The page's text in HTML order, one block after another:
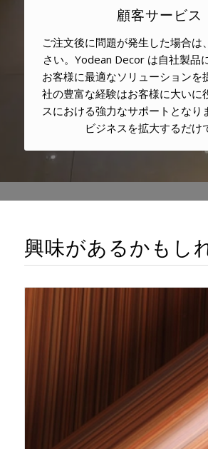
顧客サービス
ご注文後に問題が発生した場合は
さい。Yodean Decor は自社製品
お客様に最適なソリューションを
社の豊富な経験はお客様に大いに
スにおける強力なサポートとなり
ビジネスを拡大するだけ
興味があるかもし